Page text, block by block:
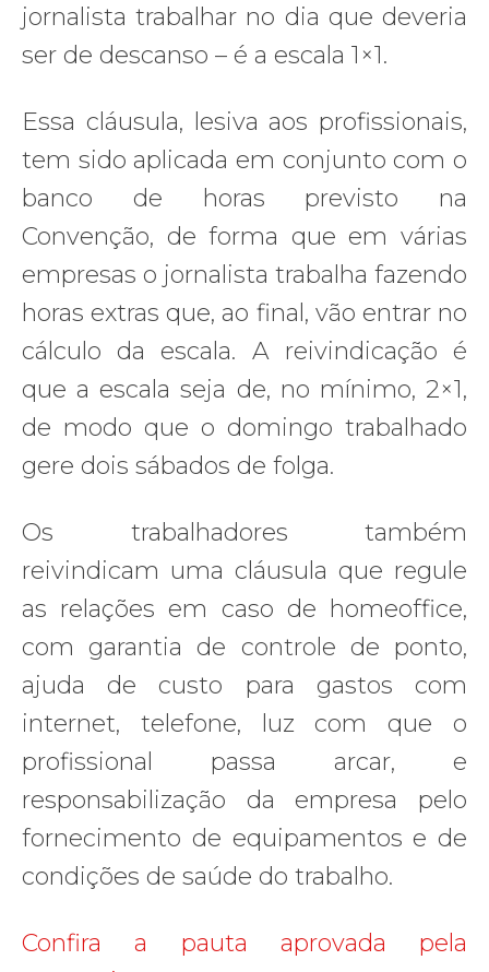
jornalista trabalhar no dia que deveria
ser de descanso – é a escala 1×1.
Essa cláusula, lesiva aos profissionais,
tem sido aplicada em conjunto com o
banco de horas previsto na
Convenção, de forma que em várias
empresas o jornalista trabalha fazendo
horas extras que, ao final, vão entrar no
cálculo da escala. A reivindicação é
que a escala seja de, no mínimo, 2×1,
de modo que o domingo trabalhado
gere dois sábados de folga.
Os trabalhadores também
reivindicam uma cláusula que regule
as relações em caso de homeoffice,
com garantia de controle de ponto,
ajuda de custo para gastos com
internet, telefone, luz com que o
profissional passa arcar, e
responsabilização da empresa pelo
fornecimento de equipamentos e de
condições de saúde do trabalho.
Confira a pauta aprovada pela